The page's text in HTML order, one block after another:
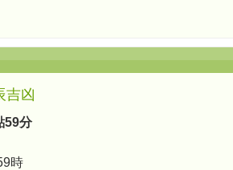
吉凶
59分
時